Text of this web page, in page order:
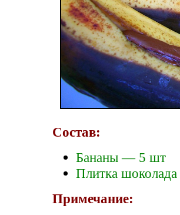
Состав:
Бананы — 5 шт
Плитка
Примечание: